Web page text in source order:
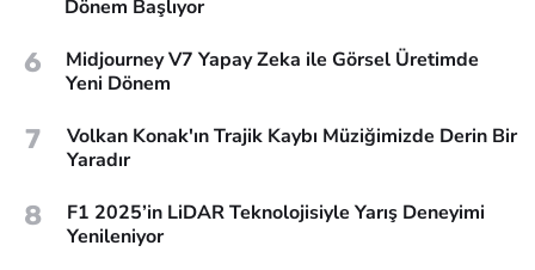
Dönem Başlıyor
6
Midjourney V7 Yapay Zeka ile Görsel Üretimde
Yeni Dönem
7
Volkan Konak'ın Trajik Kaybı Müziğimizde Derin Bir
Yaradır
8
F1 2025’in LiDAR Teknolojisiyle Yarış Deneyimi
Yenileniyor